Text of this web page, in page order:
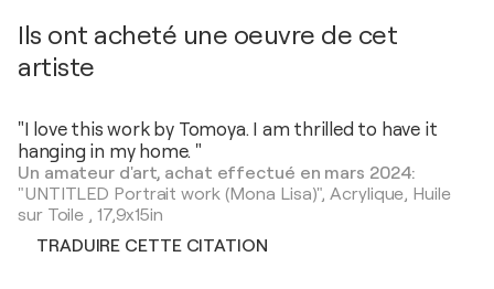
Ils ont acheté une oeuvre de cet
artiste
"I love this work by Tomoya. I am thrilled to have it
hanging in my home. "
Un amateur d'art, achat effectué en mars 2024:
"UNTITLED Portrait work (Mona Lisa)",Acrylique, Huile
sur Toile , 17,9x15in
TRADUIRE CETTE CITATION